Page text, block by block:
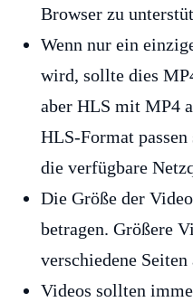
Browser zu
Wenn nur ein
wird, sollte dies
aber HLS mit MP4
HLS-Format
die verfügbare
Die Größe der
betragen. Größere
verschiedene
Videos sollten